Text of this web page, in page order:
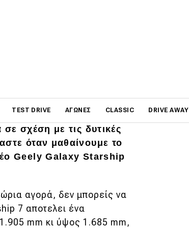
TEST DRIVE ΑΓΏΝΕΣ CLASSIC DRIVE AWAY
υβριδικά
σχέση με τις δυτικές
όταν μαθαίνουμε το
Geely Galaxy Starship
αγορά, δεν μπορείς να
7 αποτελει ένα
mm κι ύψος 1.685 mm,